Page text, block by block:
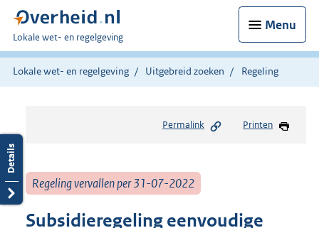
Menu
U
bent
hier:
Lokale wet- en regelgeving
Lokale wet- en regelgeving Uitgebreid zoeken Regeling
Permalink Printen
Regeling vervallen per 31-07-2022
Subsidieregeling eenvoudige